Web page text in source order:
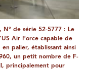
N° de série 52-5777 : Le
Air Force capable de
palier, établissant ainsi
un petit nombre de F-
principalement pour